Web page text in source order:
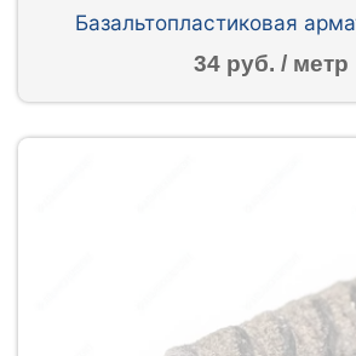
Базальтопластиковая
34 руб. / метр